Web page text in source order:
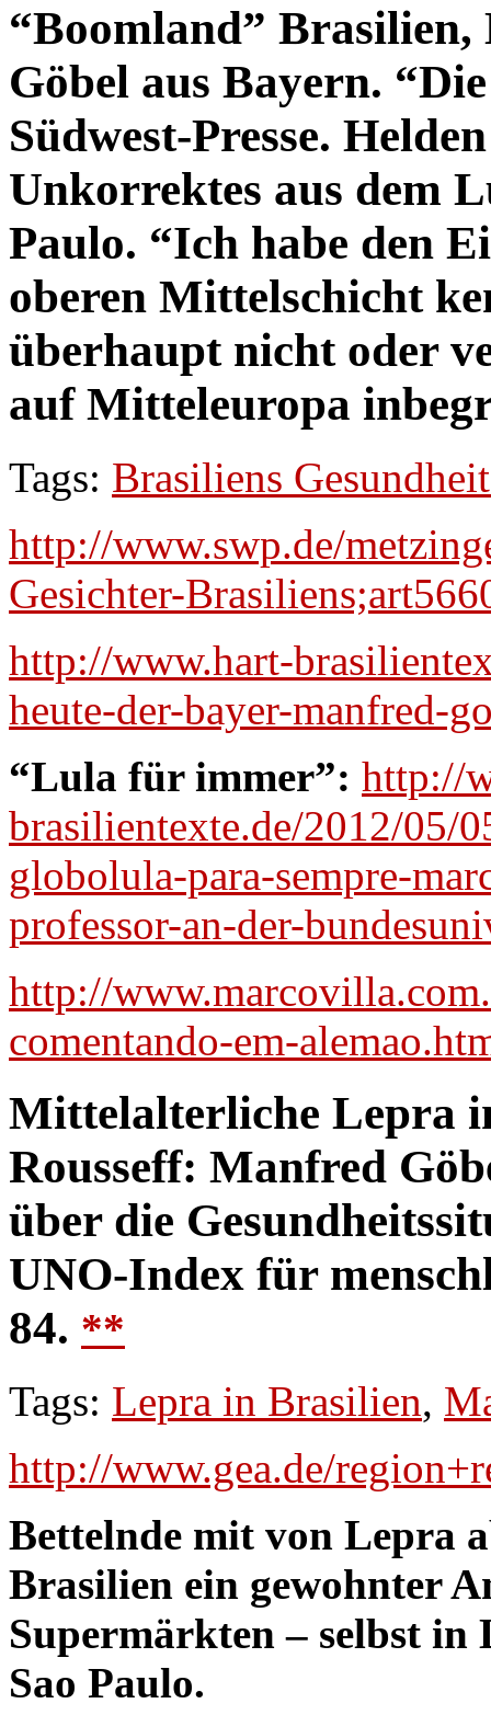
“Boomland”
Göbel aus Bayern.
Südwest-Presse.
Unkorrektes aus dem
Paulo. “Ich habe den
oberen Mittelschicht
überhaupt nicht oder
auf Mitteleuropa
Tags: Brasiliens
http://www.swp.de/
Gesichter-
http://www.hart-
heute-der-bayer-manfred-
“Lula für immer”: http://
brasilientexte.de/2012/05/
globolula-para-sempre-
professor-an-der-
http://
comentando-em-
Mittelalterliche Lepra
Rousseff: Manfred
über die
UNO-Index für
84. **
Tags: Lepra in Brasilien,
http://www.gea.de/
Bettelnde mit von Lepra
Brasilien ein gewohnter
Supermärkten – selbst
Sao Paulo.